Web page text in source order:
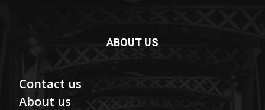
ABOUT US
Contact us
About us